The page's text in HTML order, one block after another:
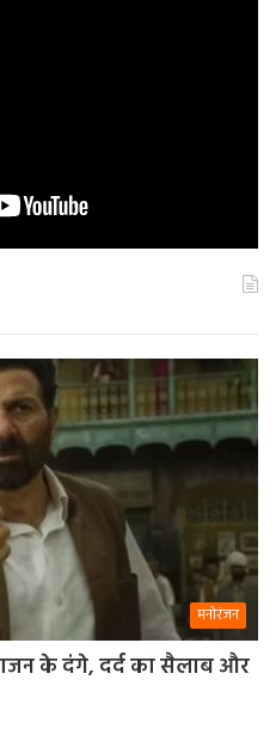
मनोरंजन
के दंगे, दर्द का सैलाब और